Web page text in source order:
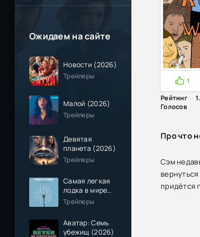
Ожидаем на сайте
Новости (2026)
Трейлеры
Малой (2026)
Трейлеры
Девятая
планета (2026)
Трейлеры
Самая легкая
лодка в мире
(2026)
Трейлеры
Аватар: Семь
убежищ (2026)
1
Рейтинг
Голосов
Про что
Сэм
придётся